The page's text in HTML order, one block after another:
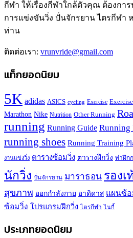
กีฬา ให้เรื่องกีฬาใกล้ตัวคุณ ต้องกา
การแข่งขันวิ่ง ปั่นจักรยาน ไตรกีฬา
ท่าน
ติดต่อเรา: vrunvride@gmail.com
แท็กยอดนิยม
5K adidas ASICS cycling Exercise
Marathon Nike Nutrition Other Running
running Running Guide Running
running shoes Running Training
งานแข่งวิ่ง ตารางซ้อมวิ่ง ตารางฝึกวิ่ง ท่าฝึก
นักวิ่ง ปั่นจักรยาน มาราธอน รองเ
สุขภาพ ออกกำลังกาย อาดิดาส แผนซ้อ
ซ้อมวิ่ง โปรแกรมฝึกวิ่ง ไตรกีฬา ไนกี้
ประเภทยอดนิยม